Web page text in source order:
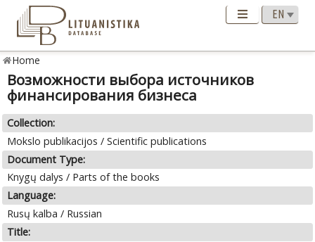
Home
Возможности выбора источников
финансирования бизнеса
Collection:
Mokslo publikacijos / Scientific publications
Document Type:
Knygų dalys / Parts of the books
Language:
Rusų kalba / Russian
Title: